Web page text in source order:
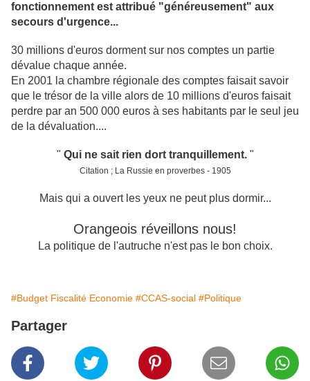
fonctionnement est attribué "généreusement" aux
secours d'urgence...
30 millions d'euros dorment sur nos comptes un partie
dévalue chaque année.
En 2001 la chambre régionale des comptes faisait savoir
que le trésor de la ville alors de 10 millions d'euros faisait
perdre par an 500 000 euros à ses habitants par le seul jeu
de la dévaluation....
" Qui ne sait rien dort tranquillement."
Citation ; La Russie en proverbes - 1905
Mais qui a ouvert les yeuxne peut plus dormir...
Orangeois réveillons nous!
La politique de l'autruche n'est pas le bon choix.
#Budget Fiscalité Economie #CCAS-social #Politique
Partager